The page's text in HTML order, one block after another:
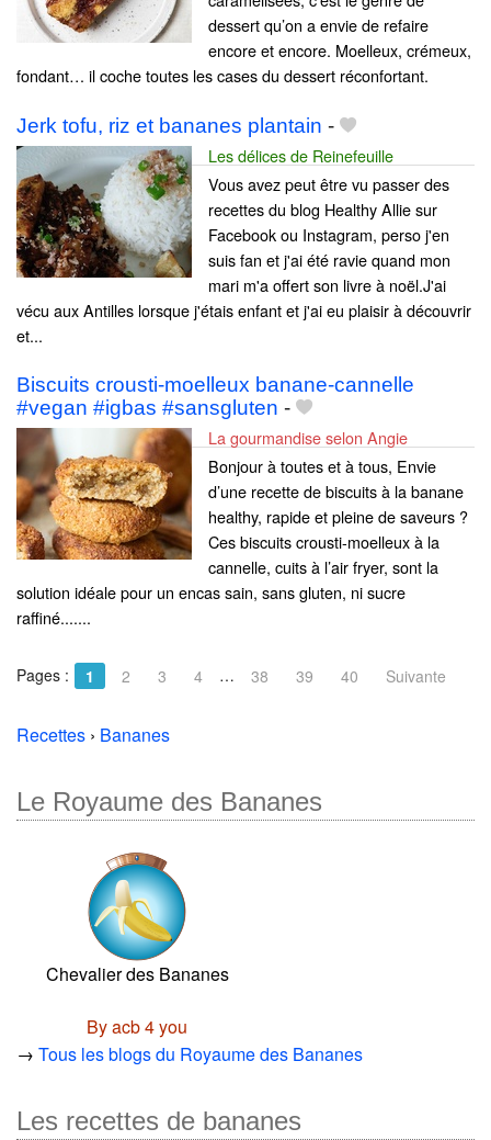
dessert qu’on a envie de refaire
encore et encore. Moelleux, crémeux,
fondant… il coche toutes les cases du dessert réconfortant.
Jerk tofu, riz et bananes plantain -
Les délices de Reinefeuille
Vous avez peut être vu passer des
recettes du blog Healthy Allie sur
Facebook ou Instagram, perso j'en
suis fan et j'ai été ravie quand mon
mari m'a offert son livre à noël.J'ai
vécu aux Antilles lorsque j'étais enfant et j'ai eu plaisir à découvrir
et...
Biscuits crousti-moelleux banane-cannelle
#vegan #igbas #sansgluten -
La gourmandise selon Angie
Bonjour à toutes et à tous, Envie
d’une recette de biscuits à la banane
healthy, rapide et pleine de saveurs ?
Ces biscuits crousti-moelleux à la
cannelle, cuits à l’air fryer, sont la
solution idéale pour un encas sain, sans gluten, ni sucre
raffiné.......
Pages : 1 2 3 4 … 38 39 40 Suivante
Recettes › Bananes
Le Royaume des Bananes
Chevalier des Bananes
By acb 4 you
→ Tous les blogs du Royaume des Bananes
Les recettes de bananes